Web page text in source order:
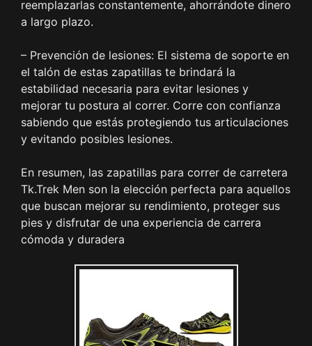
reemplazarlas constantemente, ahorrándote dinero
a largo plazo.
– Prevención de lesiones: El sistema de soporte en
el talón de estas zapatillas te brindará la
estabilidad necesaria para evitar lesiones y
mejorar tu postura al correr. Corre con confianza
sabiendo que estás protegiendo tus articulaciones
y evitando posibles lesiones.
En resumen, las zapatillas para correr de carretera
Tk.Trek Men son la elección perfecta para aquellos
que buscan mejorar su rendimiento, proteger sus
pies y disfrutar de una experiencia de carrera
cómoda y duradera